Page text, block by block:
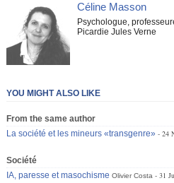
Céline Masson
Psychologue,
Picardie Jules Verne
YOU MIGHT ALSO LIKE
From the same author
La société et les mineurs «transgenre»
24
Société
IA, paresse et masochisme Olivier Costa
31